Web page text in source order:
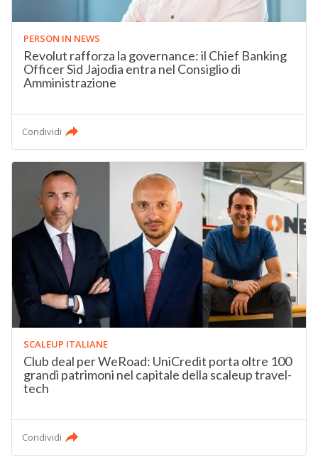
PERSON IN NEWS
Revolut rafforza la governance: il Chief Banking
Officer Sid Jajodia entra nel Consiglio di
Amministrazione
Condividi
SCALEUP ITALIANE
Club deal per WeRoad: UniCredit porta oltre 100
grandi patrimoni nel capitale della scaleup travel-
tech
Condividi